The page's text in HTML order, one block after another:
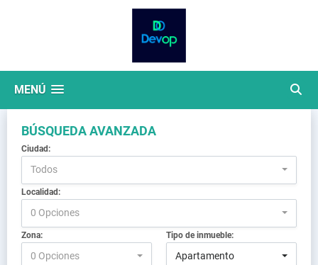
MENÚ
BÚSQUEDA AVANZADA
Ciudad:
Todos
Localidad:
0 Opciones
Zona:
0 Opciones
Tipo de inmueble:
Apartamento